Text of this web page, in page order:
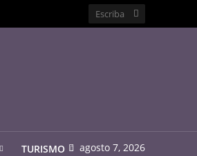
TURISMO agosto 7, 2026